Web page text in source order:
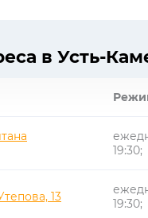
в Усть-
19:30;
13
19:30;